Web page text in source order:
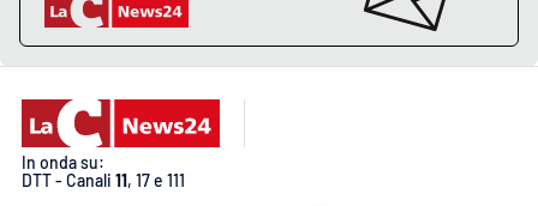
In onda su:
DTT - Canali 11, 17 e 111